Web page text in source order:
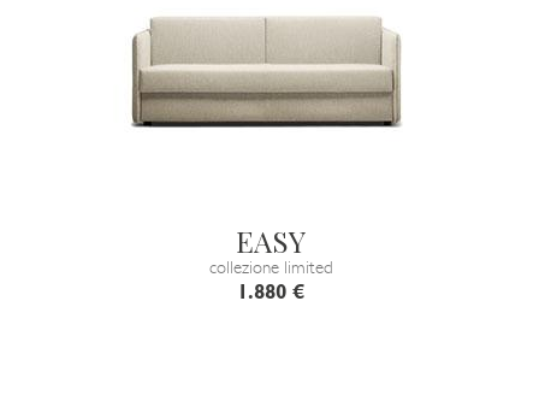
EASY
collezione limited
1.880 €